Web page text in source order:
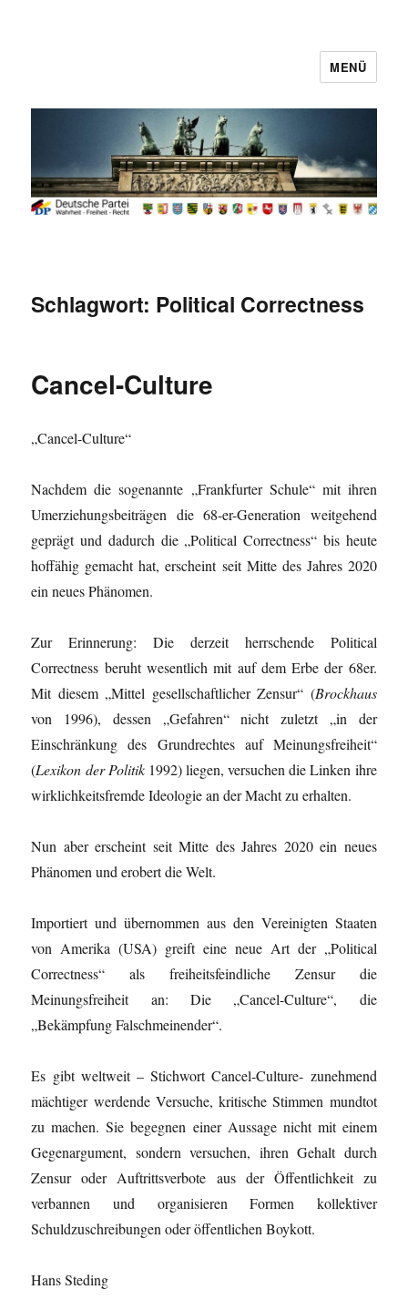
MENÜ
Schlagwort: Political Correctness
Cancel-Culture
„Cancel-Culture“
Nachdem die sogenannte „Frankfurter Schule“ mit ihren
Umerziehungsbeiträgen die 68-er-Generation weitgehend
geprägt und dadurch die „Political Correctness“ bis heute
hoffähig gemacht hat, erscheint seit Mitte des Jahres 2020
ein neues Phänomen.
Zur Erinnerung: Die derzeit herrschende Political
Correctness beruht wesentlich mit auf dem Erbe der 68er.
Mit diesem „Mittel gesellschaftlicher Zensur“ (Brockhaus
von 1996), dessen „Gefahren“ nicht zuletzt „in der
Einschränkung des Grundrechtes auf Meinungsfreiheit“
(Lexikon der Politik1992) liegen, versuchen die Linken ihre
wirklichkeitsfremde Ideologie an der Macht zu erhalten.
Nun aber erscheint seit Mitte des Jahres 2020 ein neues
Phänomen und erobert die Welt.
Importiert und übernommen aus den Vereinigten Staaten
von Amerika (USA) greift eine neue Art der „Political
Correctness“ als freiheitsfeindliche Zensur die
Meinungsfreiheit an: Die „Cancel-Culture“, die
„Bekämpfung Falschmeinender“.
Es gibt weltweit – Stichwort Cancel-Culture- zunehmend
mächtiger werdende Versuche, kritische Stimmen mundtot
zu machen. Sie begegnen einer Aussage nicht mit einem
Gegenargument, sondern versuchen, ihren Gehalt durch
Zensur oder Auftrittsverbote aus der Öffentlichkeit zu
verbannen und organisieren Formen kollektiver
Schuldzuschreibungen oder öffentlichen Boykott.
Hans Steding